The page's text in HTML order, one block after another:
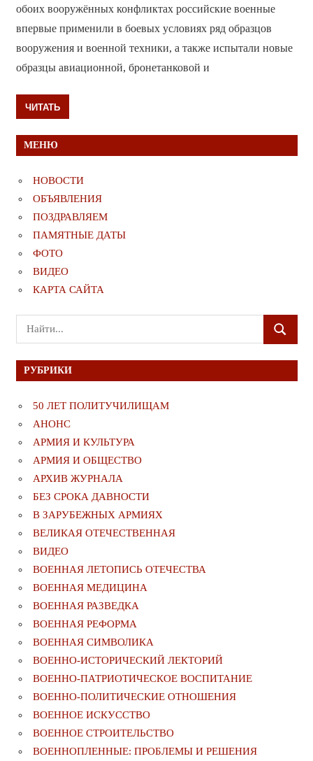
обоих вооружённых конфликтах российские военные
впервые применили в боевых условиях ряд образцов
вооружения и военной техники, а также испытали новые
образцы авиационной, бронетанковой и
ЧИТАТЬ
МЕНЮ
НОВОСТИ
ОБЪЯВЛЕНИЯ
ПОЗДРАВЛЯЕМ
ПАМЯТНЫЕ ДАТЫ
ФОТО
ВИДЕО
КАРТА САЙТА
Поиск
для:
ПОИСК
РУБРИКИ
50 ЛЕТ ПОЛИТУЧИЛИЩАМ
АНОНС
АРМИЯ И КУЛЬТУРА
АРМИЯ И ОБЩЕСТВО
АРХИВ ЖУРНАЛА
БЕЗ СРОКА ДАВНОСТИ
В ЗАРУБЕЖНЫХ АРМИЯХ
ВЕЛИКАЯ ОТЕЧЕСТВЕННАЯ
ВИДЕО
ВОЕННАЯ ЛЕТОПИСЬ ОТЕЧЕСТВА
ВОЕННАЯ МЕДИЦИНА
ВОЕННАЯ РАЗВЕДКА
ВОЕННАЯ РЕФОРМА
ВОЕННАЯ СИМВОЛИКА
ВОЕННО-ИСТОРИЧЕСКИЙ ЛЕКТОРИЙ
ВОЕННО-ПАТРИОТИЧЕСКОЕ ВОСПИТАНИЕ
ВОЕННО-ПОЛИТИЧЕСКИE ОТНОШЕНИЯ
ВОЕННОЕ ИСКУССТВО
ВОЕННОЕ СТРОИТЕЛЬСТВО
ВОЕННОПЛЕННЫЕ: ПРОБЛЕМЫ И РЕШЕНИЯ